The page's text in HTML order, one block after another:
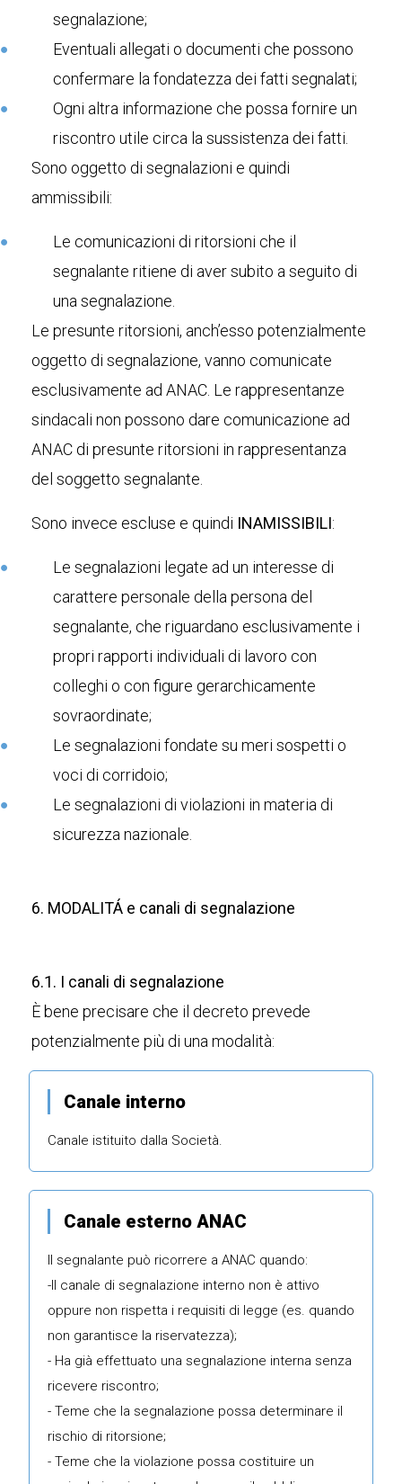
segnalazione;
Eventuali allegati o documenti che possono
confermare la fondatezza dei fatti segnalati;
Ogni altra informazione che possa fornire un
riscontro utile circa la sussistenza dei fatti.
Sono oggetto di segnalazioni e quindi
ammissibili:
Le comunicazioni di ritorsioni che il
segnalante ritiene di aver subito a seguito di
una segnalazione.
Le presunte ritorsioni, anch’esso potenzialmente
oggetto di segnalazione, vanno comunicate
esclusivamente ad ANAC. Le rappresentanze
sindacali non possono dare comunicazione ad
ANAC di presunte ritorsioni in rappresentanza
del soggetto segnalante.
Sono invece escluse e quindi INAMISSIBILI:
Le segnalazioni legate ad un interesse di
carattere personale della persona del
segnalante, che riguardano esclusivamente i
propri rapporti individuali di lavoro con
colleghi o con figure gerarchicamente
sovraordinate;
Le segnalazioni fondate su meri sospetti o
voci di corridoio;
Le segnalazioni di violazioni in materia di
sicurezza nazionale.
6. MODALITÁ e canali di segnalazione
6.1. I canali di segnalazione
È bene precisare che il decreto prevede
potenzialmente più di una modalità:
Canale interno
Canale istituito dalla Società.
Canale esterno ANAC
Il segnalante può ricorrere a ANAC quando:
-Il canale di segnalazione interno non è attivo
oppure non rispetta i requisiti di legge (es. quando
non garantisce la riservatezza);
- Ha già effettuato una segnalazione interna senza
ricevere riscontro;
- Teme che la segnalazione possa determinare il
rischio di ritorsione;
- Teme che la violazione possa costituire un